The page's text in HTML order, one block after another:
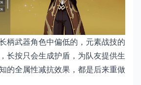
柄武器角色中偏低的，元素战技的
长按只会生成护盾，为队友提供生
的全属性减抗效果，都是后来重做